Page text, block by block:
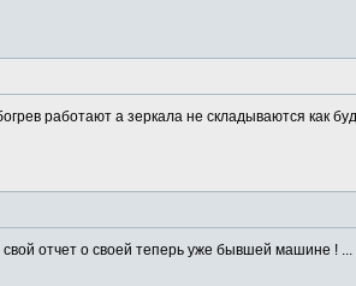
работают а зеркала не складываются как
отчет о своей теперь уже бывшей машине ! ...